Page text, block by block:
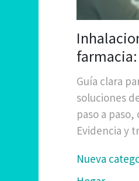
Guía clara
soluciones
paso a
Evidencia y
Nueva